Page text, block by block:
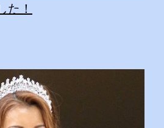
た！